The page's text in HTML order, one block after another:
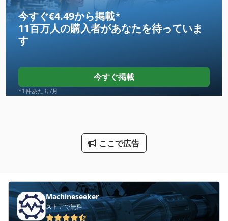
Kgs 1670
Ls 703
Meh 5 2 1 8 B
Mvh 5 1 4 B
Na 3000
コンテナ 輸送
トラック
今すぐ€4.49から掲載*
11百万人の購入者があなたを待っていま
す
今すぐ掲載
*1件あたり/月
ここで広告
Machineseeker
ストアで無料